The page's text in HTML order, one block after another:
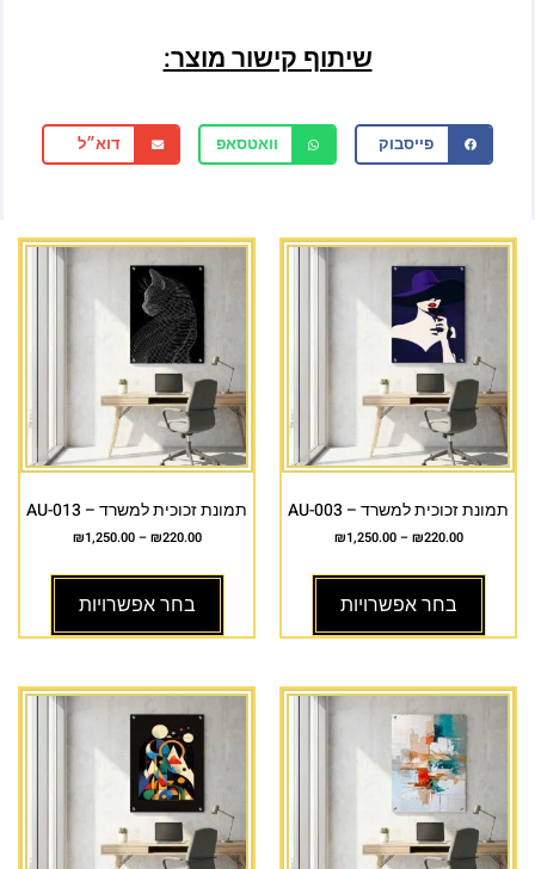
שיתוף קישור מוצר:
פייסבוק וואטסאפ דוא״ל
תמונת זכוכית למשרד – AU-003
₪220.00
–
₪1,250.00
בחר אפשרויות
תמונת זכוכית למשרד – AU-013
₪220.00
–
₪1,250.00
בחר אפשרויות